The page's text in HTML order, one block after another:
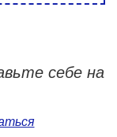
себе на